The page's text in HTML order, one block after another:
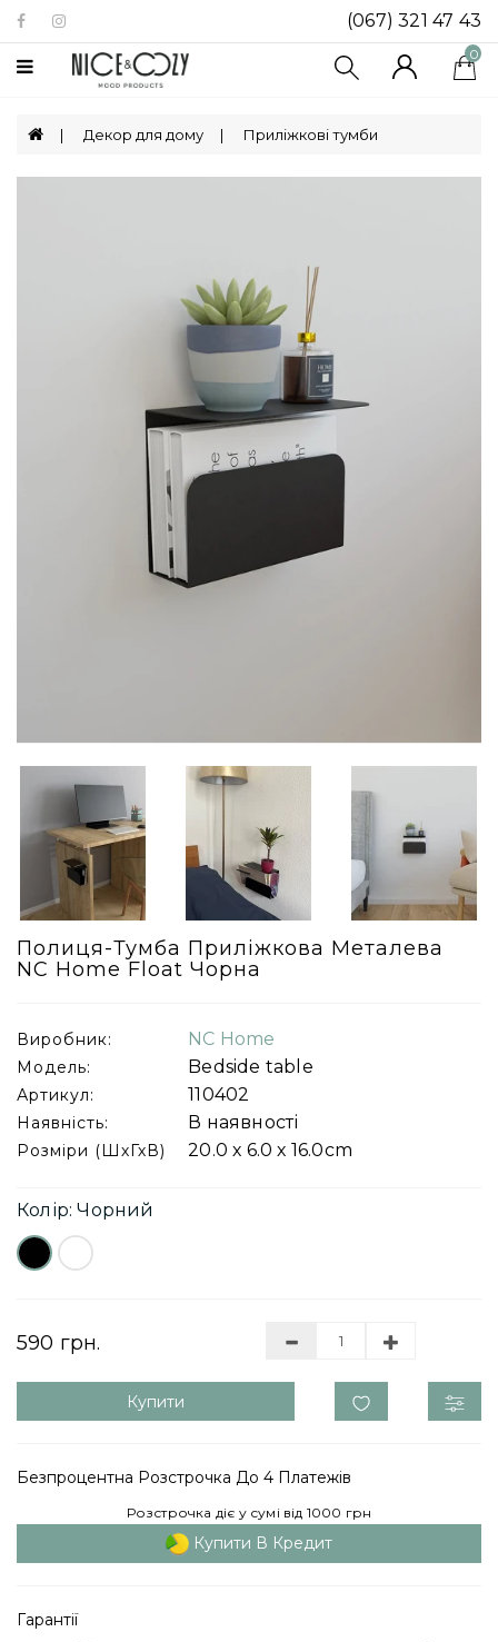
(067) 321 47 43
Категорії
Посуд
0
Декор для дому Приліжкові тумби
Полиця-Тумба Приліжкова Металева
NC Home Float Чорна
Виробник: NC Home
Модель: Bedside table
Артикул: 110402
Наявність: В наявності
Розміри (ШхГхВ) 20.0 х 6.0 х 16.0cm
Колір: Чорний
590 грн.
Купити
Безпроцентна Розстрочка До 4 Платежів
Розстрочка діє у сумі від 1000 грн
Купити В Кредит
Гарантії